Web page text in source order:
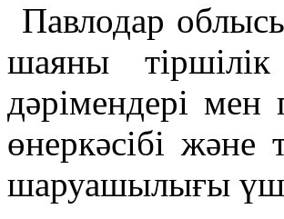
Павлодар
шаяны
дәрімендері
өнеркәсібі және
шаруашылығы